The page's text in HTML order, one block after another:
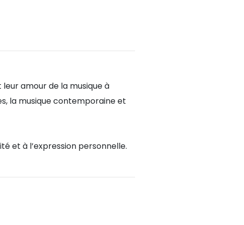
amour de la musique à
la musique contemporaine et
et à l’expression personnelle.